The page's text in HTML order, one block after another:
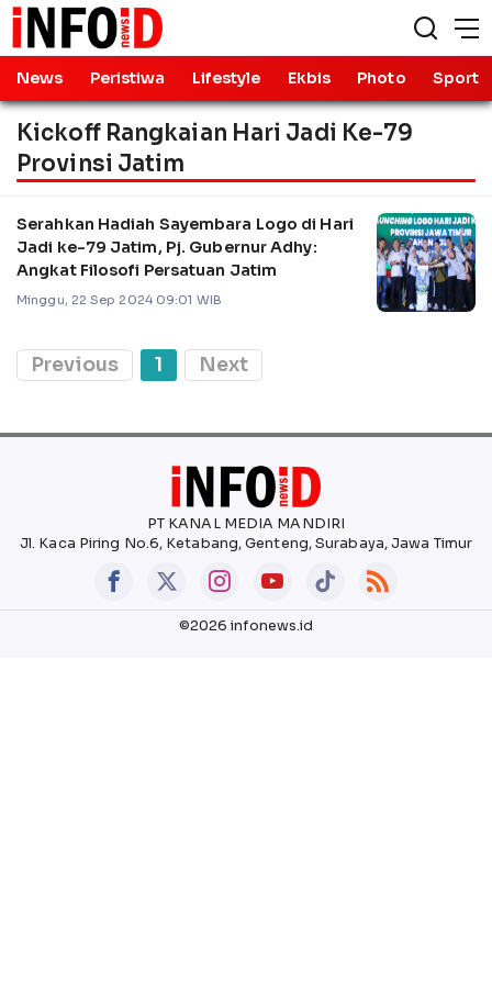
News Peristiwa Lifestyle Ekbis Photo Sport
Kickoff Rangkaian Hari Jadi Ke-79
Provinsi Jatim
Serahkan Hadiah Sayembara Logo di Hari
Jadi ke-79 Jatim, Pj. Gubernur Adhy:
Angkat Filosofi Persatuan Jatim
Minggu, 22 Sep 2024 09:01 WIB
Previous 1 Next
PT KANAL MEDIA MANDIRI
Jl. Kaca Piring No.6, Ketabang, Genteng, Surabaya, Jawa Timur
©2026 infonews.id